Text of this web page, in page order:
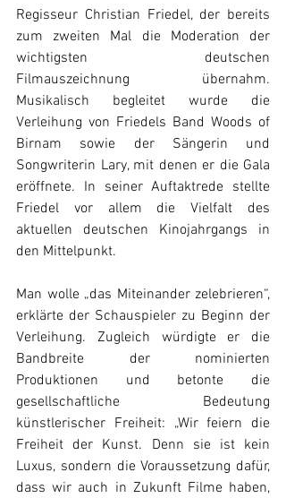
Regisseur Christian Friedel, der bereits
zum zweiten Mal die Moderation der
wichtigsten deutschen
Filmauszeichnung übernahm.
Musikalisch begleitet wurde die
Verleihung von Friedels Band Woods of
Birnam sowie der Sängerin und
Songwriterin Lary, mit denen er die Gala
eröffnete. In seiner Auftaktrede stellte
Friedel vor allem die Vielfalt des
aktuellen deutschen Kinojahrgangs in
den Mittelpunkt.
Man wolle „das Miteinander zelebrieren“,
erklärte der Schauspieler zu Beginn der
Verleihung. Zugleich würdigte er die
Bandbreite der nominierten
Produktionen und betonte die
gesellschaftliche Bedeutung
künstlerischer Freiheit: „Wir feiern die
Freiheit der Kunst. Denn sie ist kein
Luxus, sondern die Voraussetzung dafür,
dass wir auch in Zukunft Filme haben,